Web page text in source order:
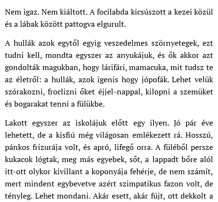
Nem igaz. Nem kiáltott. A focilabda kicsúszott a kezei közül
és a lábak között pattogva elgurult.
A hullák azok egytől egyig veszedelmes szörnyetegek, ezt
tudni kell, mondta egyszer az anyukájuk, és ők akkor azt
gondolták magukban, hogy lárifári, mamacuka, mit tudsz te
az életről: a hullák, azok igenis hogy jópofák. Lehet velük
szórakozni, froclizni őket éjjel-nappal, kilopni a szemüket
és bogarakat tenni a fülükbe.
Lakott egyszer az iskolájuk előtt egy ilyen. Jó pár éve
lehetett, de a kisfiú még világosan emlékezett rá. Hosszú,
pánkos frizurája volt, és apró, lifegő orra. A füléből persze
kukacok lógtak, meg más egyebek, sőt, a lappadt bőre alól
itt-ott olykor kivillant a koponyája fehérje, de nem számít,
mert mindent egybevetve azért szimpatikus fazon volt, de
tényleg. Lehet mondani. Akár esett, akár fújt, ott dekkolt a